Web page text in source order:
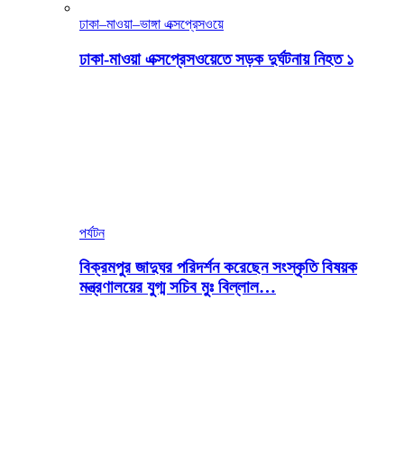
ঢাকা–মাওয়া–ভাঙ্গা এক্সপ্রেসওয়ে
ঢাকা-মাওয়া এক্সপ্রেসওয়েতে সড়ক দুর্ঘটনায় নিহত ১
পর্যটন
বিক্রমপুর জাদুঘর পরিদর্শন করেছেন সংস্কৃতি বিষয়ক
মন্ত্রণালয়ের যুগ্ম সচিব মুঃ বিল্লাল…